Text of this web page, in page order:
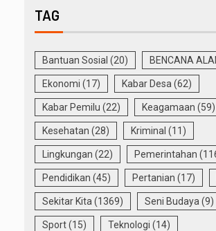
TAG
Bantuan Sosial (20) BENCANA
Ekonomi (17) Kabar Desa (62)
Kabar Pemilu (22) Keagamaan (59)
Kesehatan (28) Kriminal (11)
Lingkungan (22) Pemerintahan
Pendidikan (45) Pertanian (17)
Sekitar Kita (1369) Seni Budaya (9)
Sport(15) Teknologi (14)